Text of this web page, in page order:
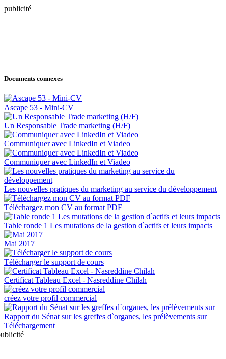
publicité
Documents connexes
Ascape 53 - Mini-CV
Un Responsable Trade marketing (H/F)
Communiquer avec LinkedIn et Viadeo
Communiquer avec LinkedIn et Viadeo
Les nouvelles pratiques du marketing au service du développement
Téléchargez mon CV au format PDF
Table ronde 1 Les mutations de la gestion d`actifs et leurs impacts
Mai 2017
Télécharger le support de cours
Certificat Tableau Excel - Nasreddine Chilah
créez votre profil commercial
Rapport du Sénat sur les greffes d`organes, les prélèvements sur
Téléchargement